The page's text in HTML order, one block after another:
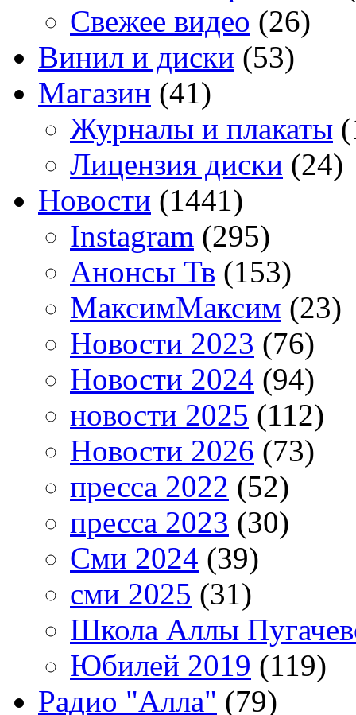
Свежее видео (26)
Винил и диски (53)
Магазин (41)
Журналы и плакаты
Лицензия диски (24)
Новости (1441)
Instagram (295)
Анонсы Тв (153)
МаксимМаксим (23)
Новости 2023 (76)
Новости 2024 (94)
новости 2025 (112)
Новости 2026 (73)
пресса 2022 (52)
пресса 2023 (30)
Сми 2024 (39)
сми 2025 (31)
Школа Аллы
Юбилей 2019 (119)
Радио "Алла" (79)